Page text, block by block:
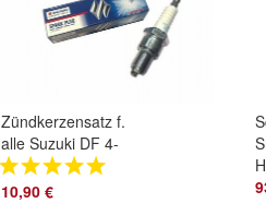
Zündkerzensatz f.
alle Suzuki DF 4-
Takt Modelle
Aussenborder
10,90 €